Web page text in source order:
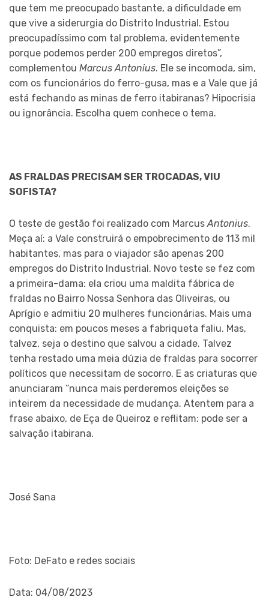
que tem me preocupado bastante, a dificuldade em
que vive a siderurgia do Distrito Industrial. Estou
preocupadíssimo com tal problema, evidentemente
porque podemos perder 200 empregos diretos”,
complementou Marcus Antonius. Ele se incomoda, sim,
com os funcionários do ferro-gusa, mas e a Vale que já
está fechando as minas de ferro itabiranas? Hipocrisia
ou ignorância. Escolha quem conhece o tema.
AS FRALDAS PRECISAM SER TROCADAS, VIU
SOFISTA?
O teste de gestão foi realizado com MarcusAntonius.
Meça aí: a Vale construirá o empobrecimento de 113 mil
habitantes, mas para o viajador são apenas 200
empregos do Distrito Industrial. Novo teste se fez com
a primeira-dama: ela criou uma maldita fábrica de
fraldas no Bairro Nossa Senhora das Oliveiras, ou
Aprígio e admitiu 20 mulheres funcionárias. Mais uma
conquista: em poucos meses a fabriqueta faliu. Mas,
talvez, seja o destino que salvou a cidade. Talvez
tenha restado uma meia dúzia de fraldas para socorrer
políticos que necessitam de socorro. E as criaturas que
anunciaram “nunca mais perderemos eleições se
inteirem da necessidade de mudança. Atentem para a
frase abaixo, de Eça de Queiroz e reflitam: pode ser a
salvação itabirana.
José Sana
Foto: DeFato e redes sociais
Data: 04/08/2023